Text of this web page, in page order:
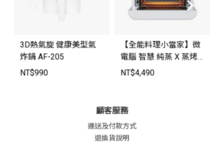
3D熱氣旋 健康美型氣
炸鍋 AF-205
NT$990
【全能料理小當家】微
電腦 智慧 純蒸 X 蒸烤
X 氣炸烤箱 SB10
NT$4,490
顧客服務
運送及付款方式
退換貨說明